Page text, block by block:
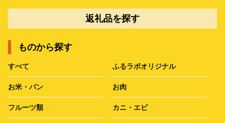
返礼品を探す
ものから探す
すべて ふるラボオリジナル
お米・パン お肉
フルーツ類 カニ・エビ